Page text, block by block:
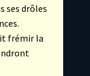
ses drôles
frémir la